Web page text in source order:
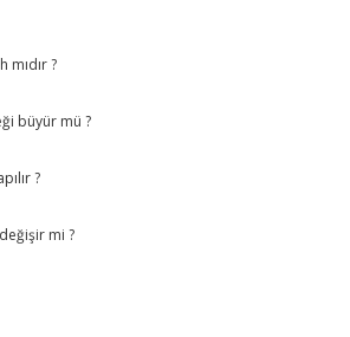
mıdır ?
büyür mü ?
?
mi ?